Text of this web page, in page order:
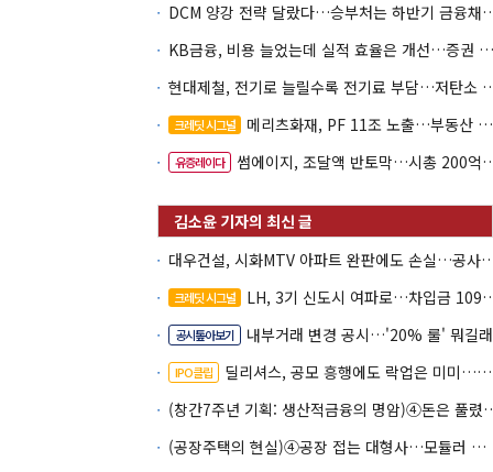
DCM 양강 전략 달랐다
KB금융, 비용 늘었는데 실적 효율은 개선…증권 호황 효과
현대제철, 전기로 늘릴수록
크레딧 시그널 메리츠화재, PF 11조 노출…부동산 사업성 저하 우려
유증레이다 썸에이지, 조달액 반토막…시총 200억 못 넘으면 철회
대우건설, 시화MTV 아파트 완
크레딧 시그널 LH, 3기 신도시 여파로…차입금 109조까지 확대
공시톺아보기 내부거래 변경 공시…'20% 룰' 뭐길래
IPO클립
딜리셔스, 공모 흥행에도 락업은 미미…441곳 중 확약 5곳
(창간7주년 기획: 생산적
(공장주택의 현실)④공장 접는 대형사…모듈러 주도권 전문기업으로